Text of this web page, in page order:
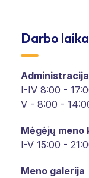
Darbo
Administracija
I-IV 8:00 -
V - 8:00 -
Mėgėjų
I-V 15:00 -
Meno galerija